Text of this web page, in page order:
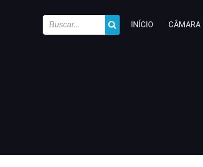
INÍCIO CÂMARA